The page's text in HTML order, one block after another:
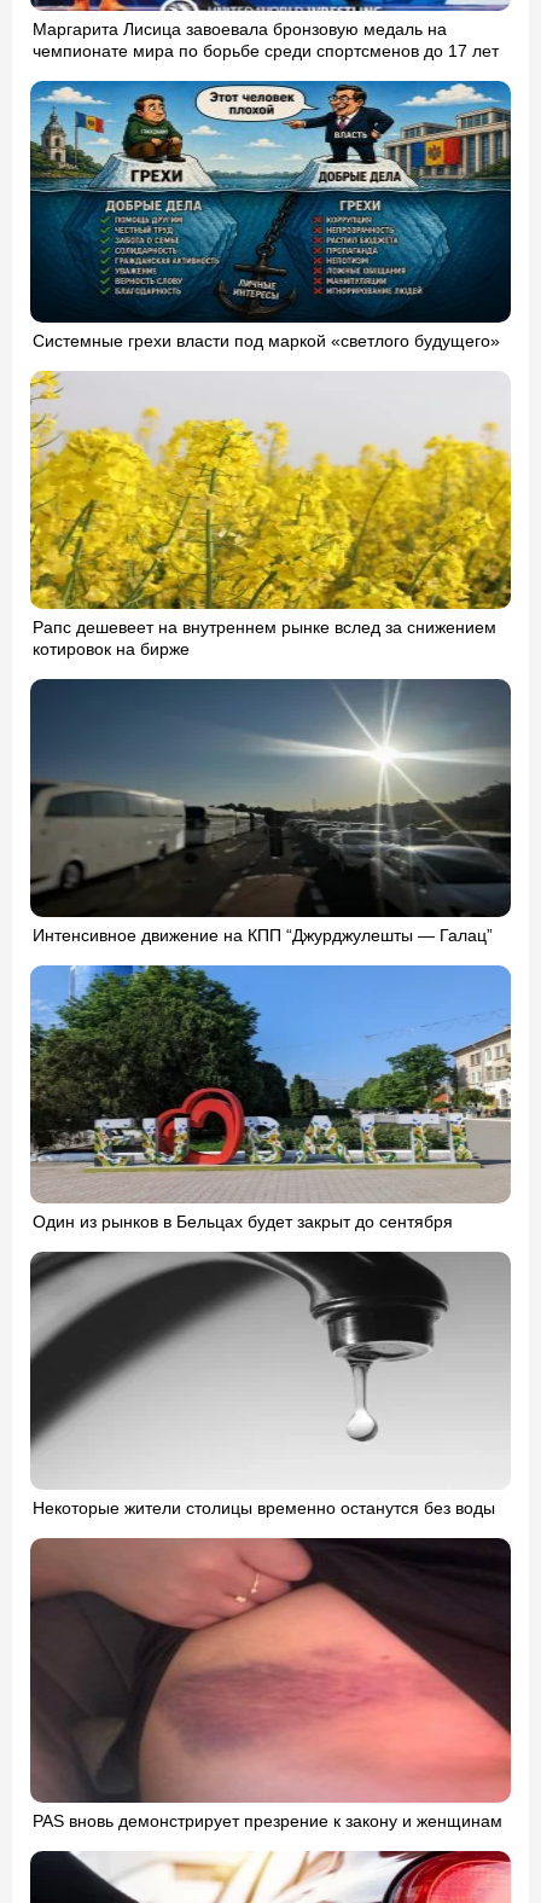
Маргарита Лисица завоевала бронзовую медаль на
чемпионате мира по борьбе среди спортсменов до 17 лет
Системные грехи власти под маркой «светлого будущего»
Рапс дешевеет на внутреннем рынке вслед за снижением
котировок на бирже
Интенсивное движение на КПП “Джурджулешты — Галац”
Один из рынков в Бельцах будет закрыт до сентября
Некоторые жители столицы временно останутся без воды
PAS вновь демонстрирует презрение к закону и женщинам